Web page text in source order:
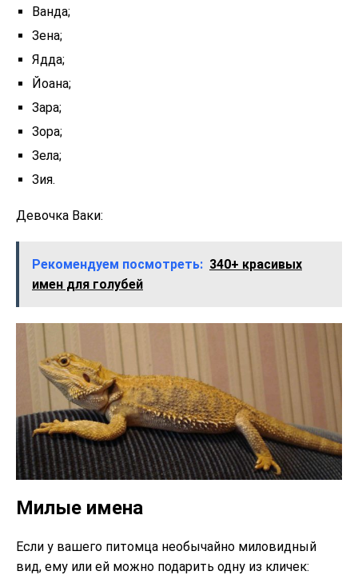
Ванда;
Зена;
Ядда;
Йоана;
Зара;
Зора;
Зела;
Зия.
Девочка Ваки:
Рекомендуем посмотреть: 340+ красивых
имен для голубей
Милые имена
Если у вашего питомца необычайно миловидный
вид, ему или ей можно подарить одну из кличек: